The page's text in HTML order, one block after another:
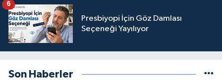
Presbiyopi İçin Göz Damlası
Seçeneği Yayılıyor
6
Son Haberler